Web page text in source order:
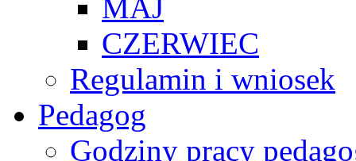
MAJ
CZERWIEC
Regulamin i wniosek
Pedagog
Godziny pracy